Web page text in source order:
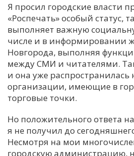
Я просил городские власти
«Роспечать» особый статус,
выполняет важную
числе и в информировании
Новгорода, выполняя
между СМИ и читателями.
и она уже распространилась
организации, имеющие в
торговые точки.
Но положительного ответа
я не получил до
Несмотря на мои
городскую администрацию,